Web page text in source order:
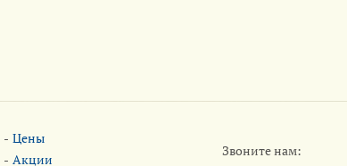
Цены
Акции
Звоните нам: